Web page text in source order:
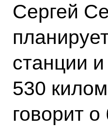
Сергей
станции
530
говорит